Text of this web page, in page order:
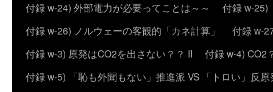
付録 w-24) 外部電力が必要ってことは～～
付録 w-25)
付録 w-26) ノルウェーの客観的「カネ計算」
付録 w-
付録 w-3) 原発はCO2を出さない？？ II
付録 w-4) CO2
付録 w-5) 「恥も外聞もない」推進派 VS 「トロい」反